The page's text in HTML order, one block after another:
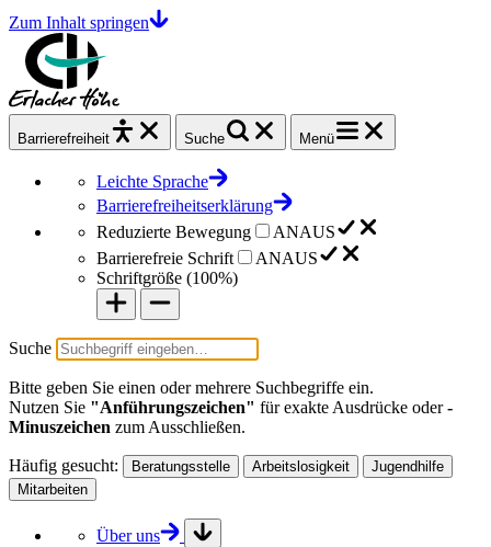
Zum Inhalt springen
Barrierefrei heit Suche Menü
Leichte Sprache
Barrierefreiheitserklärung
Reduzierte Bewegung
ANAUS
Barrierefreie Schrift
ANAUS
Schriftgröße (100%)
Suche
Bitte geben Sie einen oder mehrere Suchbegriffe ein.
Nutzen Sie "Anführungszeichen" für exakte Ausdrücke oder-
Minuszeichen zum Ausschließen.
Häufig gesucht: Beratungsstelle Arbeitslosigkeit
Jugendhilfe
Mitarbeiten
Über uns